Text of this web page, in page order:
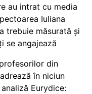
au intrat cu media
Iuliana
trebuie măsurată și
se angajează
din
în niciun
Eurydice: